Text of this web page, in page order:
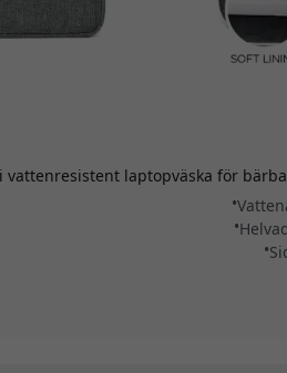
vattenresistent laptopväska för